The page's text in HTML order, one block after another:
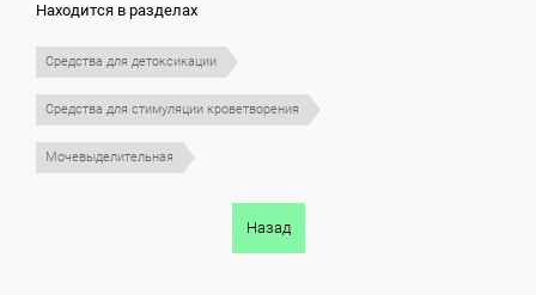
Находится в разделах
Средства для детоксикации
Средства для стимуляции кроветворения
Мочевыделительная
Назад